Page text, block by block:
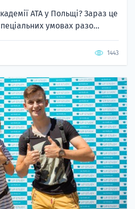
ATA у Польщі? Зараз це
умовах разо...
1443